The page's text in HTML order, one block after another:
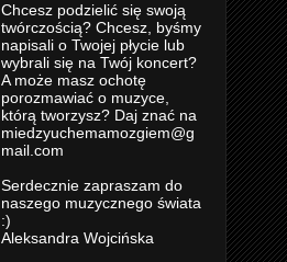
Chcesz podzielić się swoją
twórczością? Chcesz, byśmy
napisali o Twojej płycie lub
wybrali się na Twój koncert?
A może masz ochotę
porozmawiać o muzyce,
którą tworzysz? Daj znać na
miedzyuchemamozgiem@g
mail.com
Serdecznie zapraszam do
naszego muzycznego świata
:)
Aleksandra Wojcińska